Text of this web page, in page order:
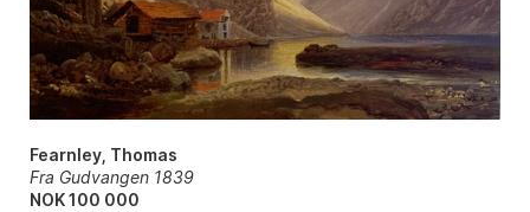
Fearnley, Thomas
Fra Gudvangen 1839
NOK 100 000